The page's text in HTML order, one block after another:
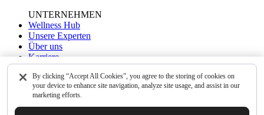
UNTERNEHMEN
Wellness Hub
Unsere Experten
Über uns
Karriere
Kontakt
UNSERE APPS
WalkFit
Yoga-Go
By clicking “Accept All Cookies”, you agree to the storing of cookies on
your device to enhance site navigation, analyze site usage, and assist in our
marketing efforts.